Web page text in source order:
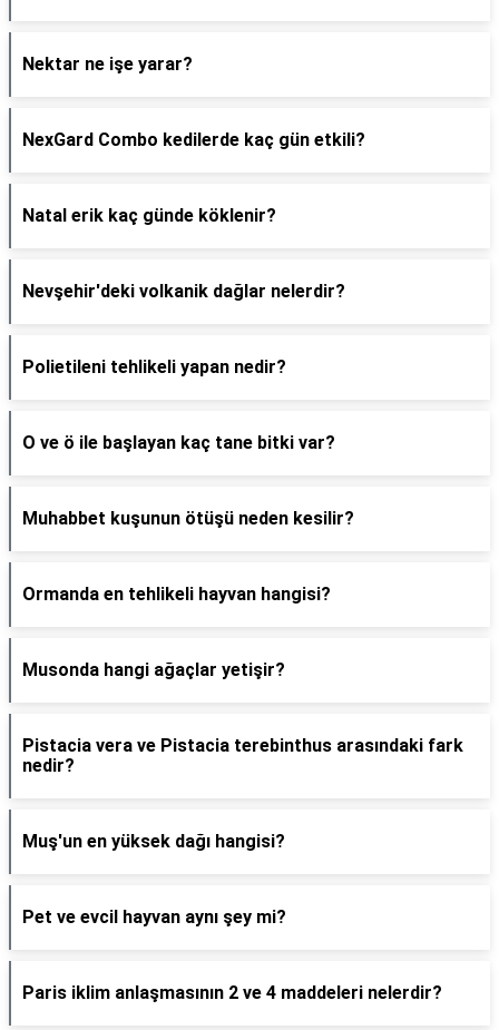
Nektar ne işe yarar?
NexGard Combo kedilerde kaç gün etkili?
Natal erik kaç günde köklenir?
Nevşehir'deki volkanik dağlar nelerdir?
Polietileni tehlikeli yapan nedir?
O ve ö ile başlayan kaç tane bitki var?
Muhabbet kuşunun ötüşü neden kesilir?
Ormanda en tehlikeli hayvan hangisi?
Musonda hangi ağaçlar yetişir?
Pistacia vera ve Pistacia terebinthus arasındaki fark
nedir?
Muş'un en yüksek dağı hangisi?
Pet ve evcil hayvan aynı şey mi?
Paris iklim anlaşmasının 2 ve 4 maddeleri nelerdir?